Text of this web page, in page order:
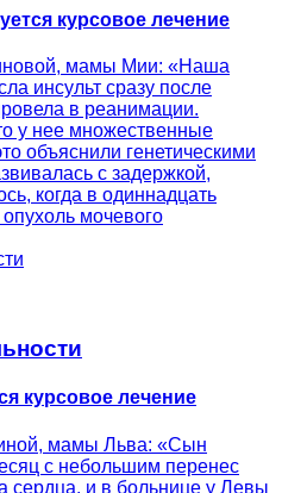
курсовое лечение
мамы Мии: «Наша
инсульт сразу после
в реанимации.
у нее множественные
объяснили генетическими
с задержкой,
когда в одиннадцать
мочевого
курсовое лечение
мамы Льва: «Сын
с небольшим перенес
сердца, и в больнице у Левы